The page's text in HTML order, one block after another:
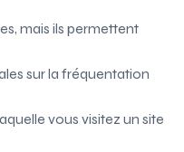
mais ils permettent
sur la fréquentation
vous visitez un site